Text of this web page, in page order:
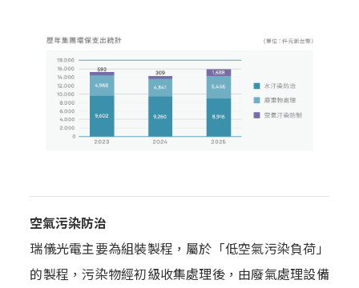
空氣污染防治
瑞儀光電主要為組裝製程，屬於「低空氣污染負荷」
的製程，污染物經初級收集處理後，由廢氣處理設備